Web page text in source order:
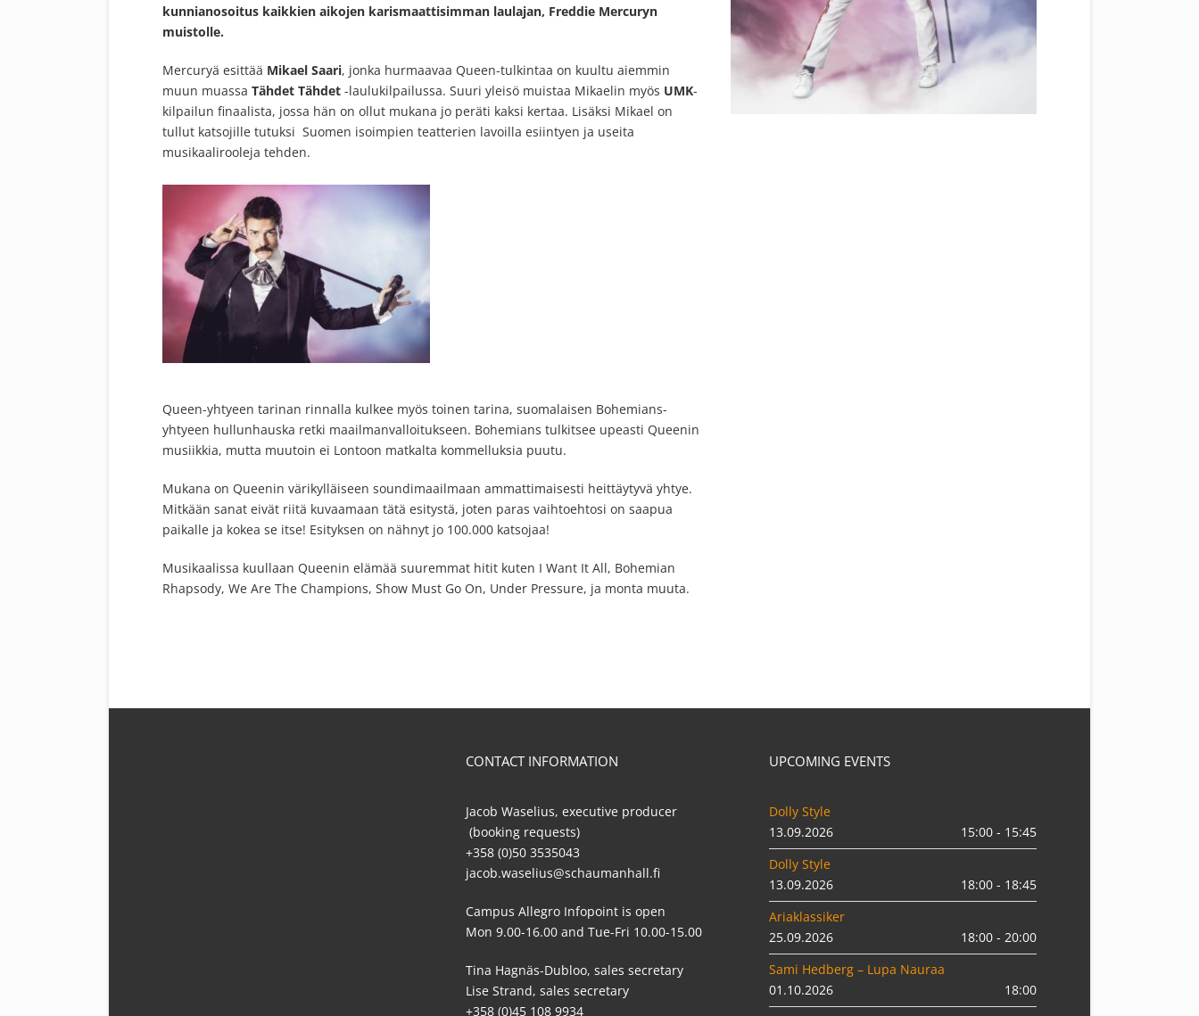
kunnianosoitus kaikkien aikojen karismaattisimman laulajan, Freddie Mercuryn
muistolle.
Mercuryä esittää Mikael Saari, jonka hurmaavaa Queen-tulkintaa on kuultu aiemmin
muun muassa Tähdet Tähdet -laulukilpailussa. Suuri yleisö muistaa Mikaelin myös UMK-
kilpailun finaalista, jossa hän on ollut mukana jo peräti kaksi kertaa. Lisäksi Mikael on
tullut katsojille tutuksi Suomen isoimpien teatterien lavoilla esiintyen ja useita
musikaalirooleja tehden.
Queen-yhtyeen tarinan rinnalla kulkee myös toinen tarina, suomalaisen Bohemians-
yhtyeen hullunhauska retki maailmanvalloitukseen. Bohemians tulkitsee upeasti Queenin
musiikkia, mutta muutoin ei Lontoon matkalta kommelluksia puutu.
Mukana on Queenin värikylläiseen soundimaailmaan ammattimaisesti heittäytyvä yhtye.
Mitkään sanat eivät riitä kuvaamaan tätä esitystä, joten paras vaihtoehtosi on saapua
paikalle ja kokea se itse! Esityksen on nähnyt jo 100.000 katsojaa!
Musikaalissa kuullaan Queenin elämää suuremmat hitit kuten I Want It All, Bohemian
Rhapsody, We Are The Champions, Show Must Go On, Under Pressure, ja monta muuta.
CONTACT INFORMATION
Jacob Waselius, executive producer
(booking requests)
+358 (0)50 3535043
jacob.waselius@schaumanhall.fi
Campus Allegro Infopoint is open
Mon 9.00-16.00 and Tue-Fri 10.00-15.00
Tina Hagnäs-Dubloo, sales secretary
Lise Strand, sales secretary
+358 (0)45 108 9934
UPCOMING EVENTS
Dolly Style
13.09.2026
15:00 - 15:45
Dolly Style
13.09.2026
18:00 - 18:45
Ariaklassiker
25.09.2026
18:00 - 20:00
Sami Hedberg – Lupa Nauraa
01.10.2026
18:00